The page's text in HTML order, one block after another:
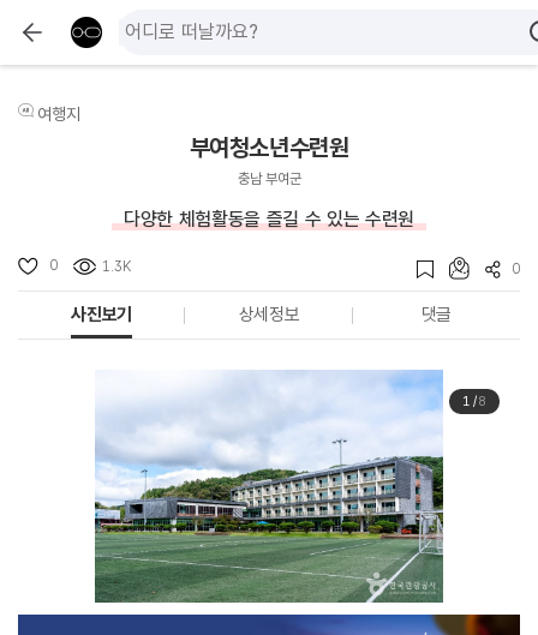
여행지
부여청소년수련원
충남 부여군
다양한 체험활동을 즐길 수 있는 수련원
0 1.3K 0
사진보기 상세정보 댓글
1/8